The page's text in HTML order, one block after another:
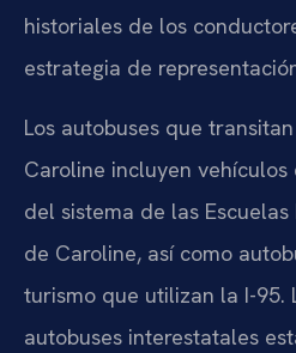
historiales de los
estrategia de
Los autobuses que
Caroline incluyen
del sistema de las
de Caroline, así como
turismo que utilizan la I-95.
autobuses interestatales